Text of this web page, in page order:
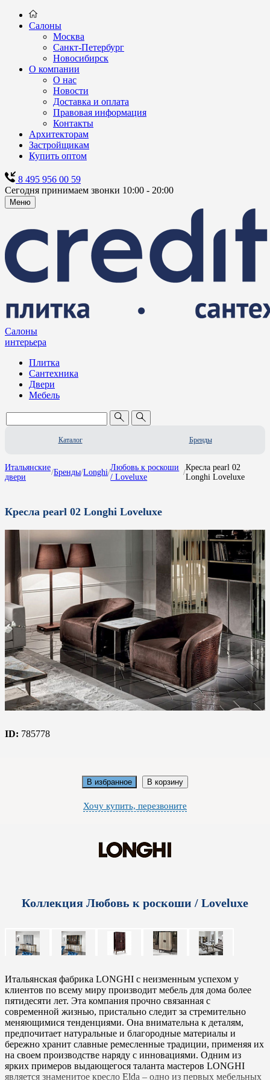
Салоны
Москва
Санкт-Петербург
Новосибирск
О компании
О нас
Новости
Доставка и оплата
Правовая информация
Контакты
Архитекторам
Застройщикам
Купить оптом
8 495 956 00 59
Сегодня принимаем звонки 10:00 - 20:00
Меню
Салоны
интерьера
Плитка
Сантехника
Двери
Мебель
Каталог Бренды
Итальянские
двери
/Бренды/Longhi/
Любовь к роскоши
/ Loveluxe
/
Кресла pearl 02
Longhi Loveluxe
Кресла pearl 02 Longhi Loveluxe
ID: 785778
В избранное В корзину
Хочу купить, перезвоните
Коллекция Любовь к роскоши / Loveluxe
Итальянская фабрика LONGHI с неизменным успехом у
клиентов по всему миру производит мебель для дома более
пятидесяти лет. Эта компания прочно связанная с
современной жизнью, пристально следит за стремительно
меняющимися тенденциями. Она внимательна к деталям,
предпочитает натуральные и благородные материалы и
бережно хранит славные ремесленные традиции, применяя их
на своем производстве наряду с инновациями. Одним из
ярких примеров выдающегося таланта мастеров LONGHI
является знаменитое кресло Elda – одно из первых мебельных